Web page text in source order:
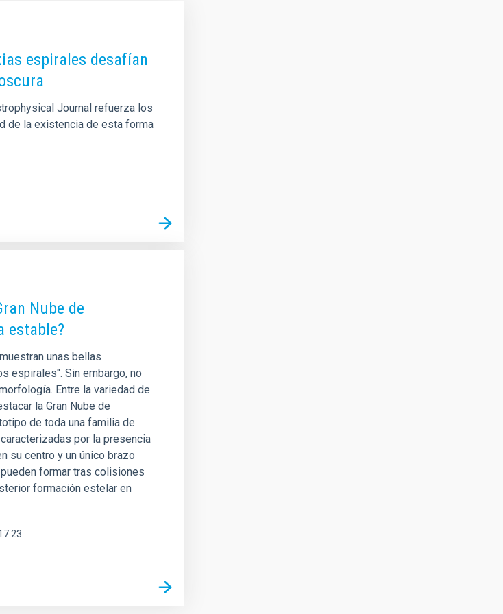
espirales desafían
Journal refuerza los
de la existencia de esta forma
Nube de
estable?
unas bellas
espirales". Sin embargo, no
Entre la variedad de
la Gran Nube de
de toda una familia de
por la presencia
su centro y un único brazo
formar tras colisiones
formación estelar en